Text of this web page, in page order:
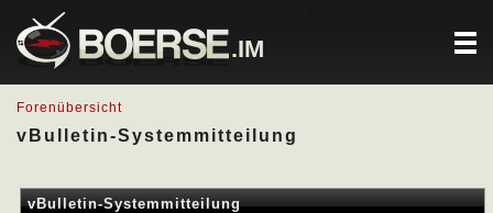
.IM
Forenübersicht
vBulletin-Systemmitteilung
vBulletin-Systemmitteilung